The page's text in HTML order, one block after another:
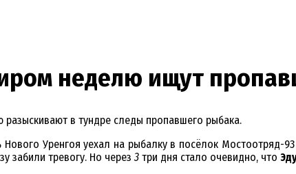
неделю ищут
в тундре следы пропавшего рыбака.
Нового Уренгоя уехал на рыбалку в посёлок
забили тревогу. Но через3 три дня стало очевидно, что